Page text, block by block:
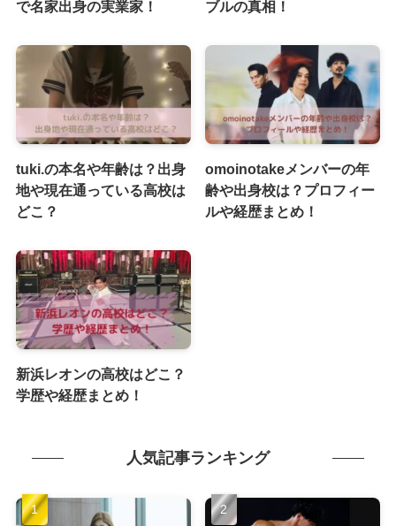
で名家出身の実業家！
ブルの真相！
tuki.の本名や年齢は？出身
地や現在通っている高校は
どこ？
omoinotakeメンバーの年
齢や出身校は？プロフィー
ルや経歴まとめ！
新浜レオンの高校はどこ？
学歴や経歴まとめ！
人気記事ランキング